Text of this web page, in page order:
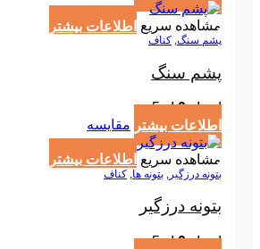
مشاهده سریع اطلاعات بیشتر
پشم سنگ, کناف
پشم سنگ
امتیاز0از 5
اطلاعات بیشتر مقایسه
مشاهده سریع اطلاعات بیشتر
بتونه درزگیر بتونه ها کناف
بتونه درزگیر
امتیاز0از 5